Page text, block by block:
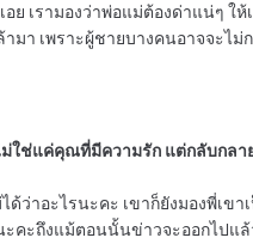
อย เรามองว่าพ่อแม่ต้องด่าแน่ๆ
มา เพราะผู้ชายบางคนอาจจะไ
ใช่แค่คุณที่มีความรัก แต่กลับกล
ด้ว่าอะไรนะคะ เขาก็ยังมองพี่เ
คะถึงแม้ตอนนั้นข่าวจะออกไป